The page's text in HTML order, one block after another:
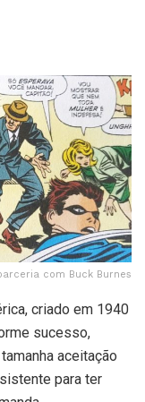
com Buck Burnes
criado em 1940
sucesso,
aceitação
para ter